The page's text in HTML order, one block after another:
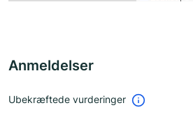
Anmeldelser
Ubekræftede vurderinger